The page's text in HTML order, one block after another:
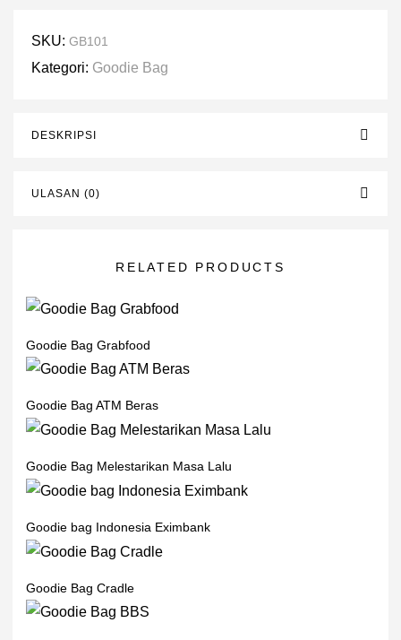
SKU: GB101
Kategori: Goodie Bag
DESKRIPSI
ULASAN (0)
RELATED PRODUCTS
Goodie Bag Grabfood
Goodie Bag ATM Beras
Goodie Bag Melestarikan Masa Lalu
Goodie bag Indonesia Eximbank
Goodie Bag Cradle